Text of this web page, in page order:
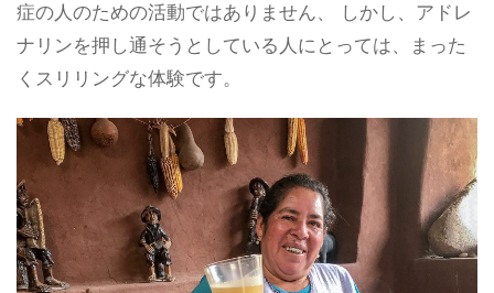
症の人のための活動ではありません、 しかし、アドレ
ナリンを押し通そうとしている人にとっては、まった
くスリリングな体験です。